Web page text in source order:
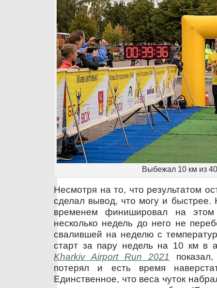
Выбежал 10 км из
Несмотря на то, что результатом
сделал вывод, что могу и быстрее.
временем финишировал на
несколько недель до него не
свалившей на неделю с
старт за пару недель на 10 км в
Kharkiv Airport Run 2021
потерял и есть время
Единственное, что веса чуток